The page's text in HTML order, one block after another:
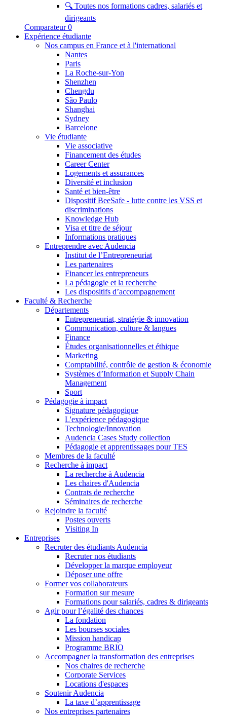
🔍 Toutes nos formations cadres, salariés et
dirigeants
Comparateur 0
Expérience étudiante
Nos campus en France et à l'international
Nantes
Paris
La Roche-sur-Yon
Shenzhen
Chengdu
São Paulo
Shanghai
Sydney
Barcelone
Vie étudiante
Vie associative
Financement des études
Career Center
Logements et assurances
Diversité et inclusion
Santé et bien-être
Dispositif BeeSafe - lutte contre les VSS et
discriminations
Knowledge Hub
Visa et titre de séjour
Informations pratiques
Entreprendre avec Audencia
Institut de l’Entrepreneuriat
Les partenaires
Financer les entrepreneurs
La pédagogie et la recherche
Les dispositifs d’accompagnement
Faculté & Recherche
Départements
Entrepreneuriat, stratégie & innovation
Communication, culture & langues
Finance
Études organisationnelles et éthique
Marketing
Comptabilité, contrôle de gestion & économie
Systèmes d’Information et Supply Chain
Management
Sport
Pédagogie à impact
Signature pédagogique
L'expérience pédagogique
Technologie/Innovation
Audencia Cases Study collection
Pédagogie et apprentissages pour TES
Membres de la faculté
Recherche à impact
La recherche à Audencia
Les chaires d'Audencia
Contrats de recherche
Séminaires de recherche
Rejoindre la faculté
Postes ouverts
Visiting In
Entreprises
Recruter des étudiants Audencia
Recruter nos étudiants
Développer la marque employeur
Déposer une offre
Former vos collaborateurs
Formation sur mesure
Formations pour salariés, cadres & dirigeants
Agir pour l’égalité des chances
La fondation
Les bourses sociales
Mission handicap
Programme BRIO
Accompagner la transformation des entreprises
Nos chaires de recherche
Corporate Services
Locations d'espaces
Soutenir Audencia
La taxe d’apprentissage
Nos entreprises partenaires